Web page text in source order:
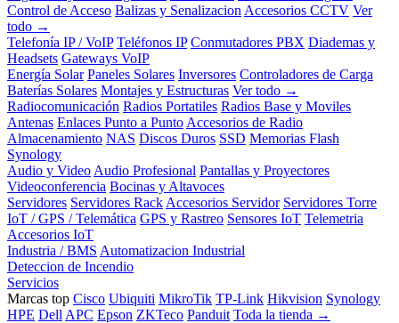
Control de Acceso Balizas y Senalizacion Accesorios CCTV Ver
todo →
Telefonía IP / VoIP Teléfonos IP Conmutadores PBX Diademas y
Headsets Gateways VoIP
Energía Solar Paneles Solares Inversores Controladores de Carga
Baterías Solares Montajes y Estructuras Ver todo →
Radiocomunicación Radios Portatiles Radios Base y Moviles
Antenas Enlaces Punto a Punto Accesorios de Radio
Almacenamiento NAS Discos Duros SSD Memorias Flash
Synology
Audio y Video Audio Profesional Pantallas y Proyectores
Videoconferencia Bocinas y Altavoces
Servidores Servidores Rack Accesorios Servidor Servidores Torre
IoT / GPS / Telemática GPS y Rastreo Sensores IoT Telemetria
Accesorios IoT
Industria / BMS Automatizacion Industrial
Deteccion de Incendio
Servicios
Marcas top Cisco Ubiquiti MikroTik TP-Link Hikvision Synology
HPE Dell APC Epson ZKTeco Panduit Toda la tienda →